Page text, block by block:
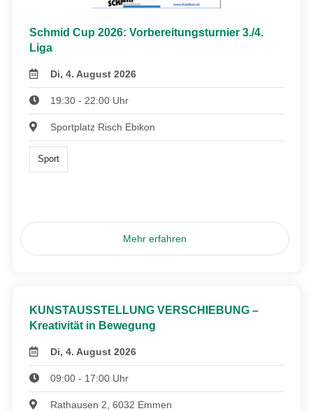
Schmid Cup 2026: Vorbereitungsturnier 3./4.
Liga
Di, 4. August 2026
19:30 - 22:00 Uhr
Sportplatz Risch Ebikon
Sport
Mehr erfahren
KUNSTAUSSTELLUNG VERSCHIEBUNG –
Kreativität in Bewegung
Di, 4. August 2026
09:00 - 17:00 Uhr
Rathausen 2, 6032 Emmen